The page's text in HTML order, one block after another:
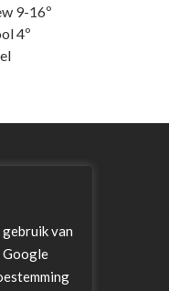
9-16º
4º
van
Google